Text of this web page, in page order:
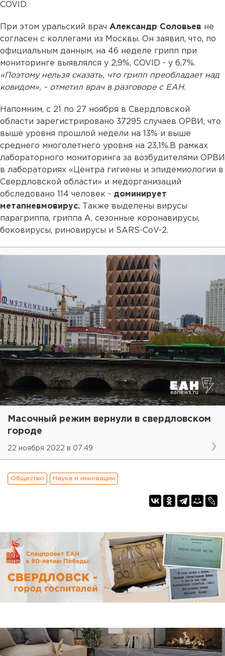
COVID.
При этом уральский врач Александр Соловьев не
согласен с коллегами из Москвы. Он заявил, что, по
официальным данным, на 46 неделе грипп при
мониторинге выявлялся у 2,9%, COVID - у 6,7%.
«Поэтому нельзя сказать, что грипп преобладает над
ковидом», - отметил врач в разговоре с ЕАН.
Напомним, с 21 по 27 ноября в Свердловской
области зарегистрировано 37295 случаев ОРВИ, что
выше уровня прошлой недели на 13% и выше
среднего многолетнего уровня на 23,1%.В рамках
лабораторного мониторинга за возбудителями ОРВИ
в лабораториях «Центра гигиены и эпидемиологии в
Свердловской области» и медорганизаций
обследовано 114 человек - доминирует
метапневмовирус.
Также выделены вирусы
парагриппа, гриппа А, сезонные коронавирусы,
боковирусы, риновирусы и SARS-CoV-2.
Масочный режим вернули в свердловском
городе
22 ноября 2022 в 07:49
Общество Наука и инновации